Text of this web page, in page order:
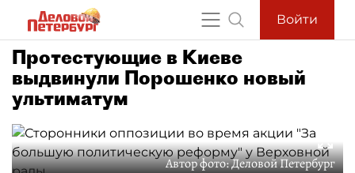
Войти
Протестующие в Киеве
выдвинули Порошенко новый
ультиматум
Автор фото:Деловой Петербург